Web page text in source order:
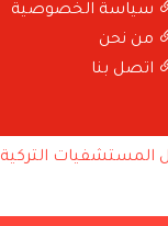
سياسة الخصوصية
من نحن
اتصل بنا
المستشفيات التركية